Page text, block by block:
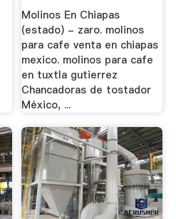
Molinos En Chiapas
(estado) - zaro. molinos
para cafe venta en chiapas
mexico. molinos para cafe
en tuxtla gutierrez
Chancadoras de tostador
México, ...